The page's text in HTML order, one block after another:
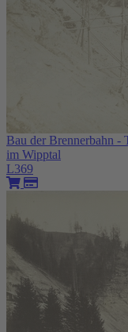
Bau der Brennerbahn -
im Wipptal
L369